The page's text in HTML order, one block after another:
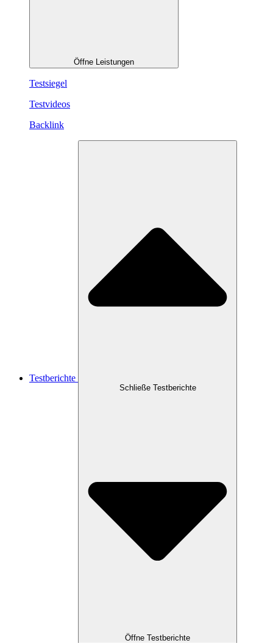
Öffne Leistungen
Testsiegel
Testvideos
Backlink
Testberichte
Schließe Testberichte
Öffne Testberichte